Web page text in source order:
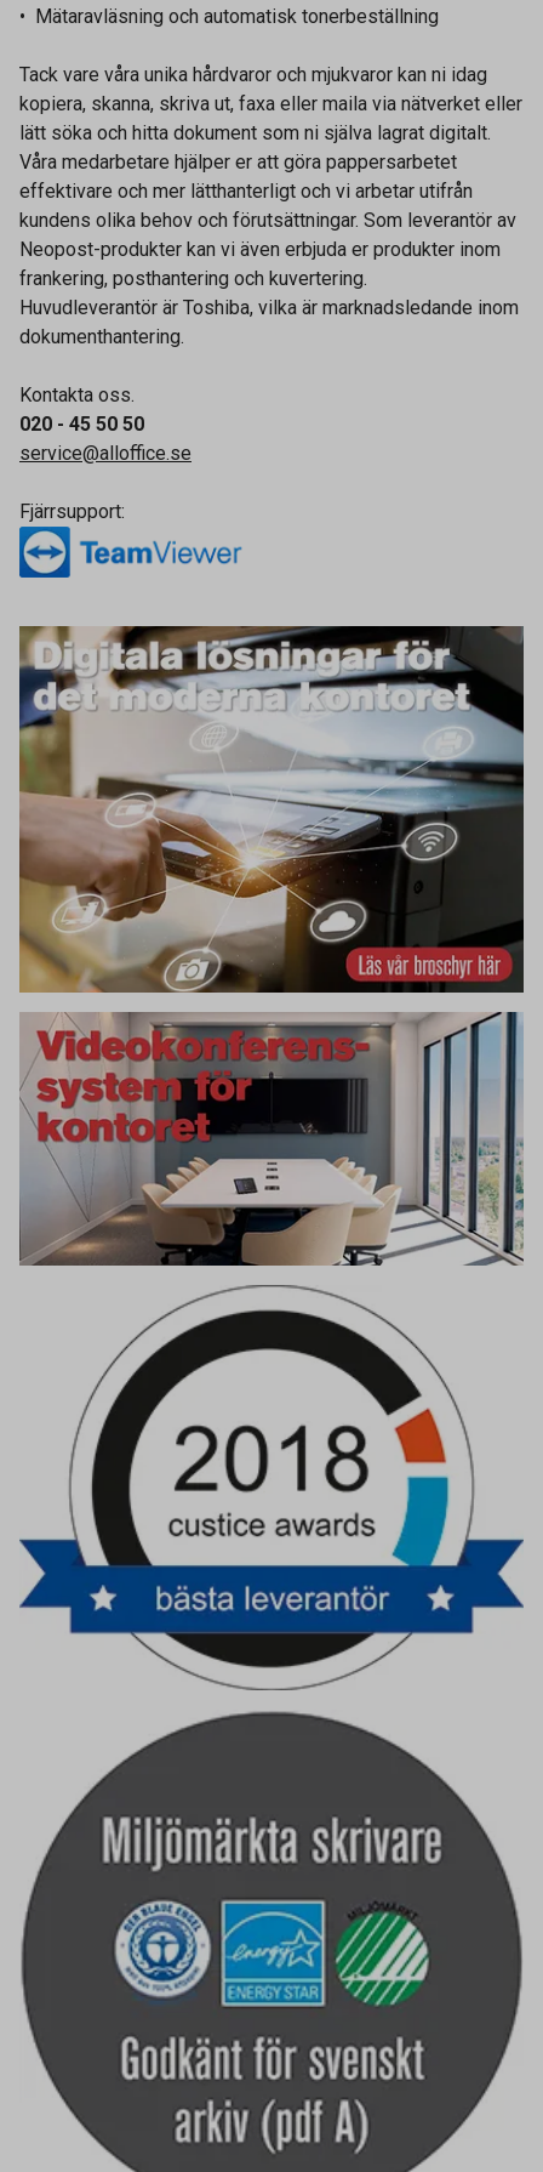
• Mätaravläsning och automatisk tonerbeställning
Tack vare våra unika hårdvaror och mjukvaror kan ni idag
kopiera, skanna, skriva ut, faxa eller maila via nätverket eller
lätt söka och hitta dokument som ni själva lagrat digitalt.
Våra medarbetare hjälper er att göra pappersarbetet
effektivare och mer lätthanterligt och vi arbetar utifrån
kundens olika behov och förutsättningar. Som leverantör av
Neopost-produkter kan vi även erbjuda er produkter inom
frankering, posthantering och kuvertering.
Huvudleverantör är Toshiba, vilka är marknadsledande inom
dokumenthantering.
Kontakta oss.
020 - 45 50 50
service@alloffice.se
Fjärrsupport: